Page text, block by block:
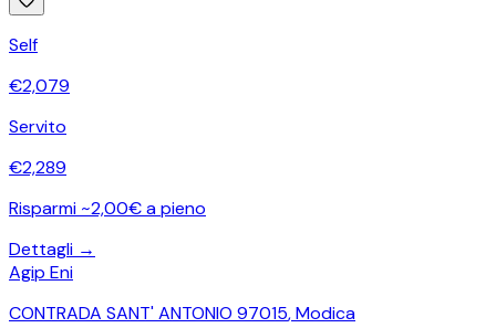
Self
€2,079
Servito
€2,289
Risparmi ~2,00€ a pieno
Dettagli →
Agip Eni
CONTRADA SANT' ANTONIO 97015,Modica